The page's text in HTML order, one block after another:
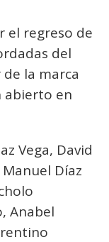
el regreso de
del
la marca
en
Vega, David
Díaz
Anabel